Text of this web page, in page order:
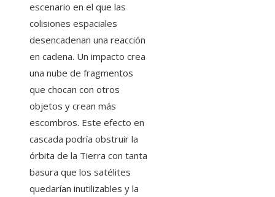
escenario en el que las
colisiones espaciales
desencadenan una reacción
en cadena. Un impacto crea
una nube de fragmentos
que chocan con otros
objetos y crean más
escombros. Este efecto en
cascada podría obstruir la
órbita de la Tierra con tanta
basura que los satélites
quedarían inutilizables y la